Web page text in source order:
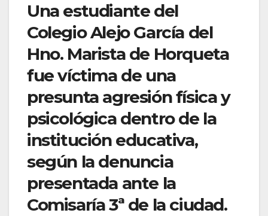
Una estudiante del
Colegio Alejo García del
Hno. Marista de Horqueta
fue víctima de una
presunta agresión física y
psicológica dentro de la
institución educativa,
según la denuncia
presentada ante la
Comisaría 3ª de la ciudad.